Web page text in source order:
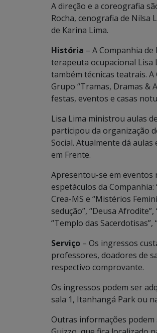
A direção e a coreografia
Rocha, cenografia de Nilsa
de Karina Lima.
História – A Companhia
terapeuta ocupacional Lisa
também técnicas teatrais.
Grupo “Tramas, Dramas &
festas, eventos e casas
Lisa Lima ministrou aulas
participou da organização
Social. Atualmente dá
em Frente.
Apresentou-se em eventos
espetáculos da
Crea-MS e “Mistérios
sedução”, “Deusa
“Templo das
Serviço – Os ingressos
professores, doadores de
respectivo comprovante.
Os ingressos podem ser
sala 1, Itanhangá Park ou
Outras informações